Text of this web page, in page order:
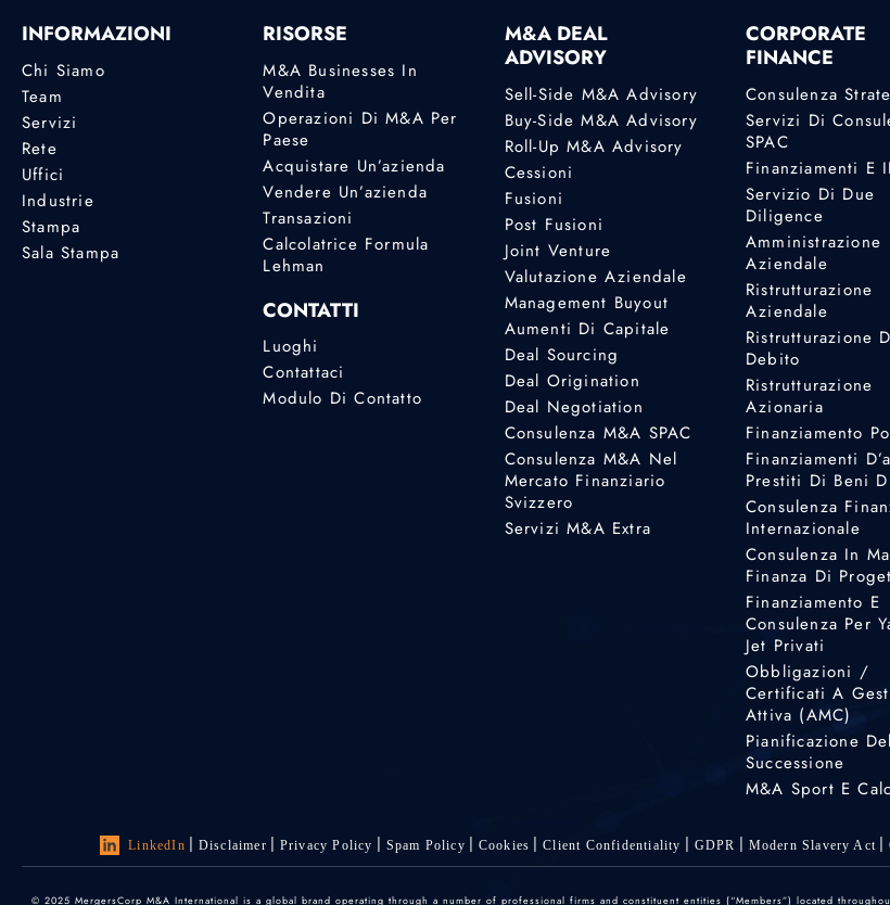
INFORMAZIONI
Chi Siamo
Team
Servizi
Rete
Uffici
Industrie
Stampa
Sala Stampa
RISORSE
M&A Businesses In
Vendita
Operazioni Di M&A Per
Paese
Acquistare Un’azienda
Vendere Un’azienda
Transazioni
Calcolatrice Formula
Lehman
CONTATTI
Luoghi
Contattaci
Modulo Di Contatto
M&A DEAL
ADVISORY
Sell-Side M&A Advisory
Buy-Side M&A Advisory
Roll-Up M&A Advisory
Cessioni
Fusioni
Post Fusioni
Joint Venture
Valutazione Aziendale
Management Buyout
Aumenti Di Capitale
Deal Sourcing
Deal Origination
Deal Negotiation
Consulenza M&A SPAC
Consulenza M&A Nel
Mercato Finanziario
Svizzero
Servizi M&A Extra
CORPORATE
FINANCE
Consulenza
Servizi Di
SPAC
Finanziamenti E
Servizio Di Due
Diligence
Amministrazione
Aziendale
Ristrutturazione
Aziendale
Ristrutturazione
Debito
Ristrutturazione
Azionaria
Finanziamento
Finanziamenti
Prestiti Di Beni
Consulenza
Internazionale
Consulenza In
Finanza Di
Finanziamento E
Consulenza Per
Jet Privati
Obbligazioni /
Certificati A
Attiva (AMC)
Pianificazione
Successione
M&A Sport E
LinkedIn Disclaimer Privacy Policy Spam Policy Cookies Client Confidentiality GDPR Modern Slavery Act
© 2025 MergersCorp M&A International is a global brand operating through a number of professional firms and constituent entities (“Members”) located